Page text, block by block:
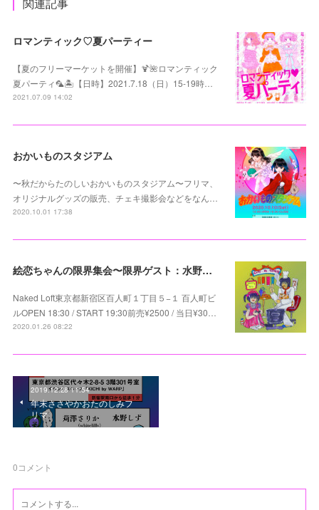
関連記事
ロマンティック♡夏パーティー
【夏のフリーマーケットを開催】🍹🌺ロマンティック
夏パーティ🦜🏝【日時】2021.7.18（日）15-19時…
2021.07.09 14:02
おかいものスタジアム
〜秋だからたのしいおかいものスタジアム〜フリマ、
オリジナルグッズの販売、チェキ撮影会などをなん…
2020.10.01 17:38
絵恋ちゃんの限界集会〜限界ゲスト：水野しず〜
Naked Loft東京都新宿区百人町１丁目５−１ 百人町ビ
ルOPEN 18:30 / START 19:30前売¥2500 / 当日¥30…
2020.01.26 08:22
2019.12.28 11:54
年末ささやかおたのしみフ
リマ
0コメント